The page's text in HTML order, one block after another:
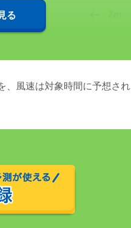
る
、風速は対象時間に予想され